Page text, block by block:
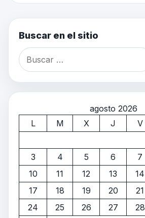
Buscar en el sitio
agosto 2026
L
M X J V
3
4 5 6 7
10
11 12 13 14
17
18 19 20 21
24
25 26 27 28